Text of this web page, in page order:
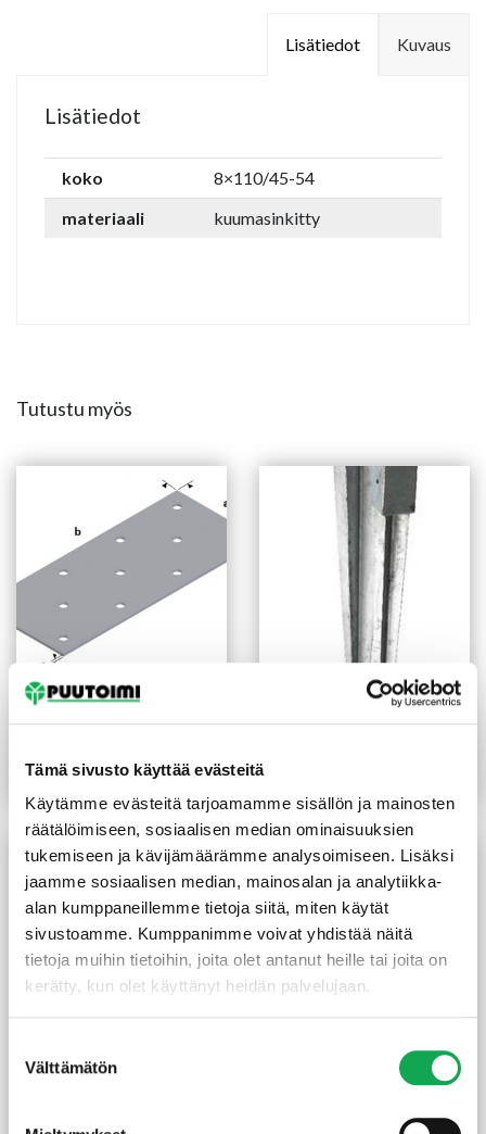
Tämä sivusto käyttää evästeitä
Käytämme evästeitä tarjoamamme sisällön ja mainosten
räätälöimiseen, sosiaalisen median ominaisuuksien
tukemiseen ja kävijämäärämme analysoimiseen. Lisäksi
jaamme sosiaalisen median, mainosalan ja analytiikka-
alan kumppaneillemme tietoja siitä, miten käytät
sivustoamme. Kumppanimme voivat yhdistää näitä
tietoja muihin tietoihin, joita olet antanut heille tai joita on
kerätty, kun olet käyttänyt heidän palvelujaan.
valinta
Välttämätön
Kuvaus
Lisätiedot
Lisätiedot
koko
8×110/45-54
materiaali
kuumasinkitty
Tutustu myös
Naulauslevy 100x200x2
mm sinkitty
Lue lisää
Teräsjalka kiilamalli
102x102x750 mm sinkitty
Pilarikenkä U-malli 75 mm
Naulauslevy 40x120x2 mm